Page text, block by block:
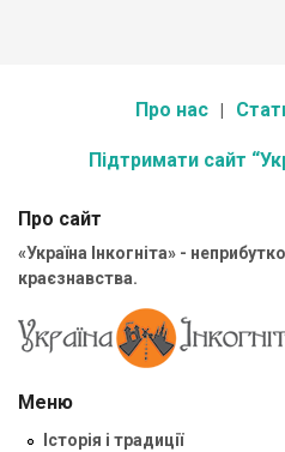
Про нас
Підтримати сайт
Про сайт
«Україна Інкогніта» -
краєзнавства.
Меню
Історія і традиції